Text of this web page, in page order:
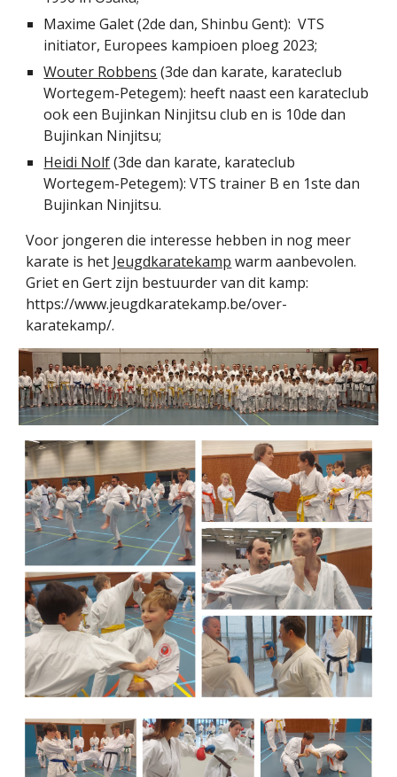
Maxime Galet (2de dan, Shinbu Gent): VTS
initiator, Europees kampioen ploeg 2023;
Wouter Robbens (3de dan karate, karateclub
Wortegem-Petegem): heeft naast een karateclub
ook een Bujinkan Ninjitsu club en is 10de dan
Bujinkan Ninjitsu;
Heidi Nolf (3de dan karate, karateclub
Wortegem-Petegem): VTS trainer B en 1ste dan
Bujinkan Ninjitsu.
Voor jongeren die interesse hebben in nog meer
karate is het Jeugdkaratekamp warm aanbevolen.
Griet en Gert zijn bestuurder van dit kamp:
https://www.jeugdkaratekamp.be/over-
karatekamp/.